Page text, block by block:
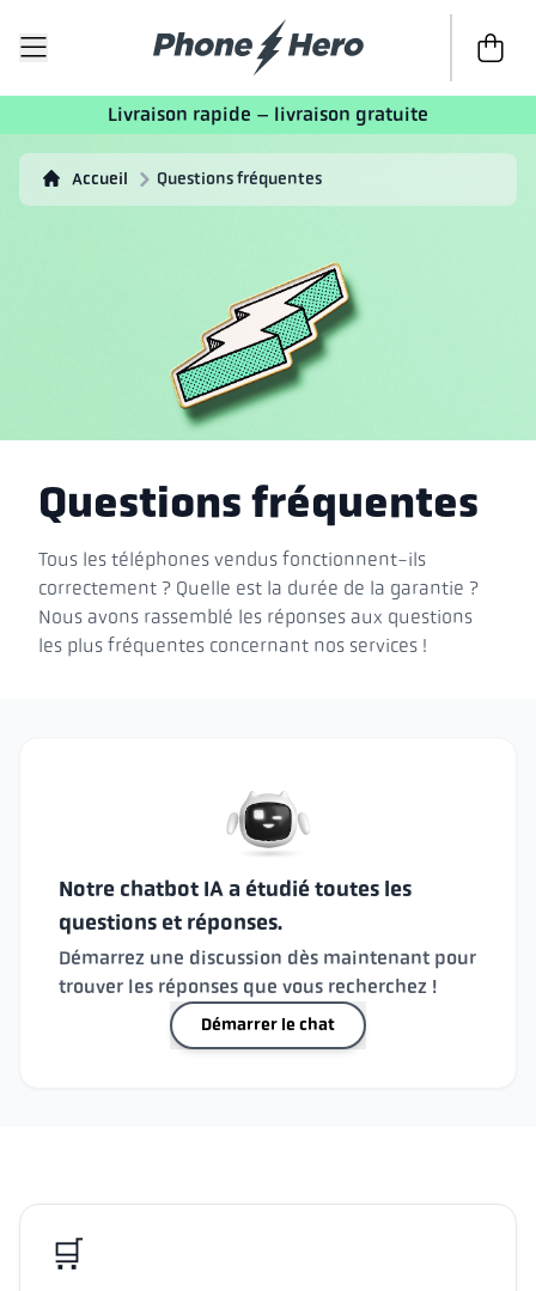
Passer
Livraison rapide – livraison gratuite
Accueil Questions fréquentes
Questions fréquentes
Tous les téléphones vendus fonctionnent-ils
correctement ? Quelle est la durée de la garantie ?
Nous avons rassemblé les réponses aux questions
les plus fréquentes concernant nos services !
Notre chatbot IA a étudié toutes les
questions et réponses.
Démarrez une discussion dès maintenant pour
trouver les réponses que vous recherchez !
Démarrer le chat
🛒